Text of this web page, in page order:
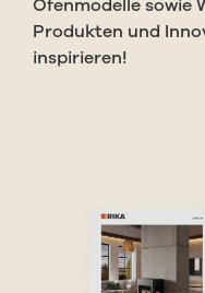
Ofenmodelle sowie
Produkten und
inspirieren!